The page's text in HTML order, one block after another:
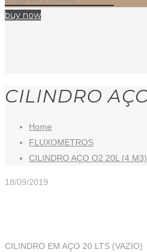
buy now
CILINDRO
Home
FLUXOMETROS
CILINDRO AÇO O2 20L (4
18/09/2019
CILINDRO EM AÇO 20 LTS (VAZIO)